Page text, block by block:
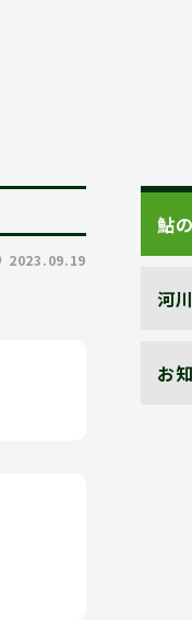
2023.09.19
鮎
河
お